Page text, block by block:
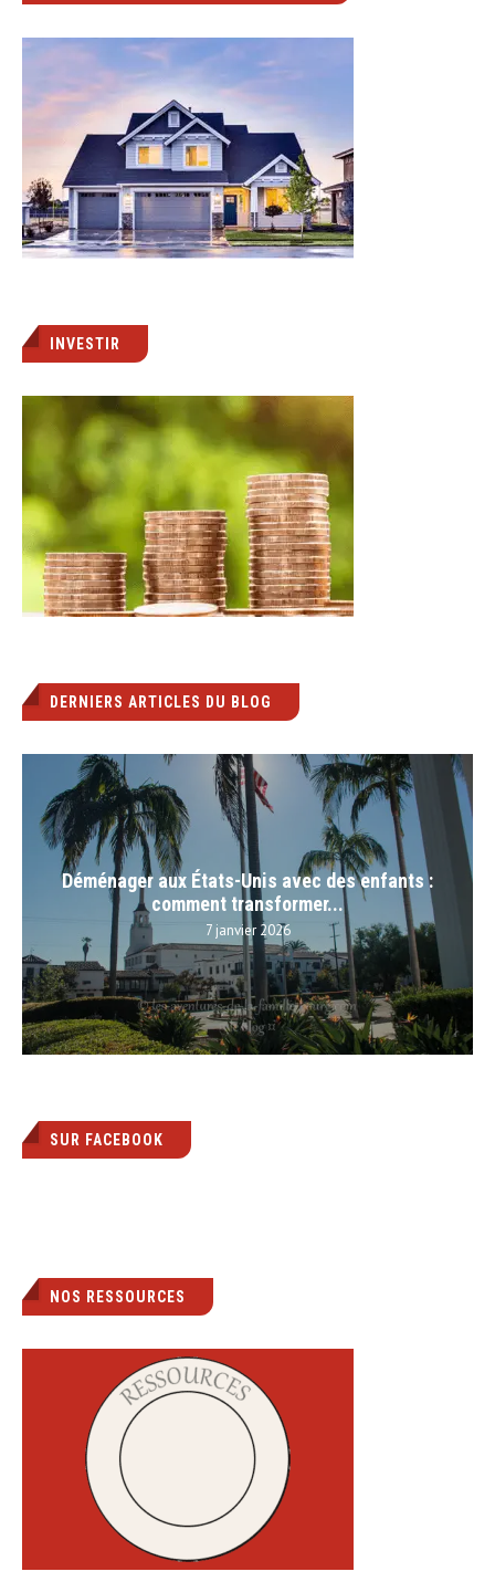
INVESTIR
DERNIERS ARTICLES DU BLOG
Déménager aux États-Unis avec des enfants :
comment transformer...
7 janvier 2026
SUR FACEBOOK
NOS RESSOURCES